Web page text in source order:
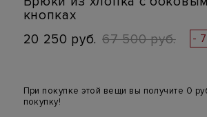
кнопках
20 250 руб. 67 500 руб. -
При покупке этой вещи вы получите 0
покупку!